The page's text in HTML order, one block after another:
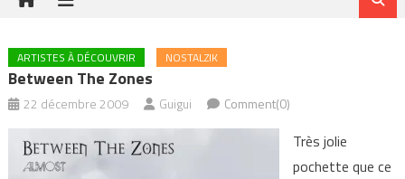
ARTISTES À DÉCOUVRIR NOSTALZIK
Between The Zones
22 décembre 2009 Guigui Comment(0)
Très jolie
pochette que ce